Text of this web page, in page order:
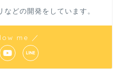
どの開発をしています。
me ／